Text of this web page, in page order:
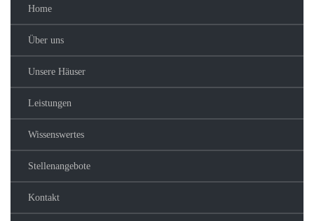
Home
Über uns
Unsere Häuser
Leistungen
Wissenswertes
Stellenangebote
Kontakt